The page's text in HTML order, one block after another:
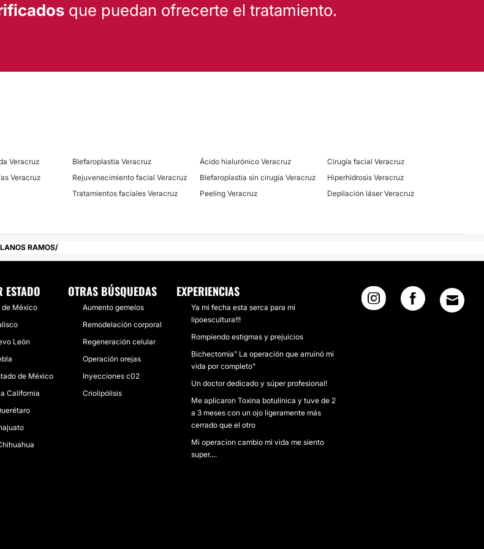
que puedan ofrecerte el tratamiento.
Veracruz Blefaroplastia Veracruz Ácido hialurónico Veracruz
Cirugía facial Veracruz
Veracruz Rejuvenecimiento facial Veracruz Blefaroplastia sin cirugía Veracruz
Hiperhidrosis Veracruz
Tratamientos faciales Veracruz Peeling Veracruz Depilación láser Veracruz
RAMOS
ESTADO
México
León
de México
California
OTRAS BÚSQUEDAS
Aumento gemelos
Remodelación corporal
Regeneración celular
Operación orejas
Inyecciones c02
Criolipólisis
EXPERIENCIAS
Ya mi fecha esta serca para mi
lipoescultura!!!
Rompiendo estigmas y prejuicios
Bichectomia" La operación que arruinó mi
vida por completo"
Un doctor dedicado y súper profesional!
Me aplicaron Toxina botulínica y tuve de 2
a 3 meses con un ojo ligeramente más
cerrado que el otro
Mi operacion cambio mi vida me siento
super....